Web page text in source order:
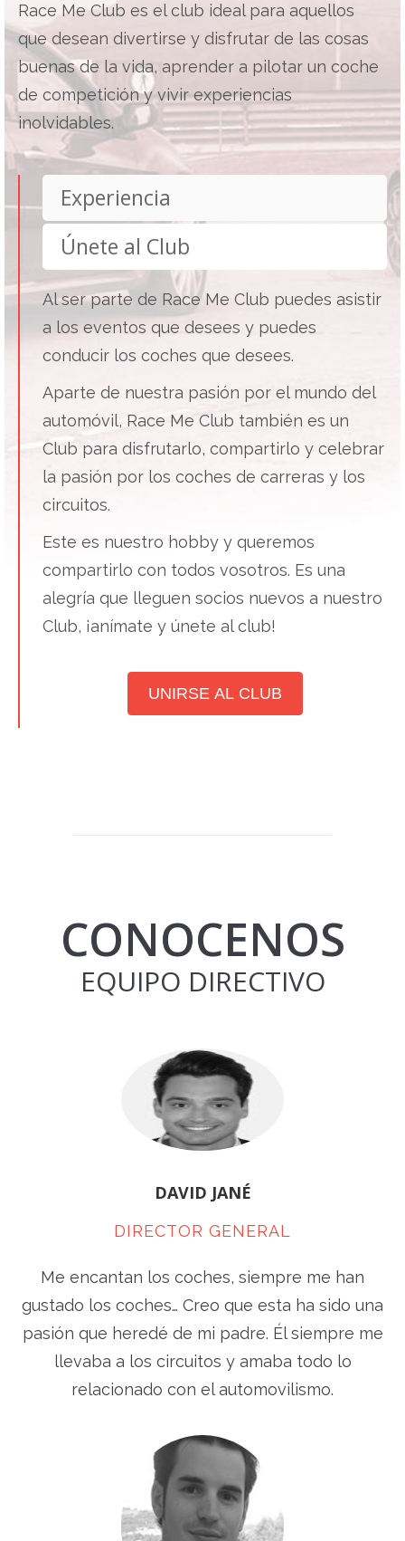
Race Me Club es el club ideal para aquellos
que desean divertirse y disfrutar de las cosas
buenas de la vida, aprender a pilotar un coche
de competición y vivir experiencias
inolvidables.
Experiencia
Únete al Club
Al ser parte de Race Me Club puedes asistir
a los eventos que desees y puedes
conducir los coches que desees.
Aparte de nuestra pasión por el mundo del
automóvil, Race Me Club también es un
Club para disfrutarlo, compartirlo y celebrar
la pasión por los coches de carreras y los
circuitos.
Este es nuestro hobby y queremos
compartirlo con todos vosotros. Es una
alegría que lleguen socios nuevos a nuestro
Club, ¡anímate y únete al club!
UNIRSE AL CLUB
CONOCENOS
EQUIPO DIRECTIVO
DAVID JANÉ
DIRECTOR GENERAL
Me encantan los coches, siempre me han
gustado los coches… Creo que esta ha sido una
pasión que heredé de mi padre. Él siempre me
llevaba a los circuitos y amaba todo lo
relacionado con el automovilismo.